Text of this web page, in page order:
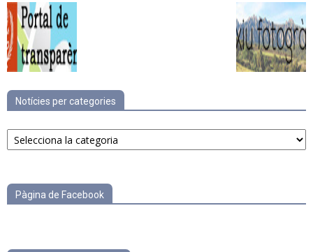
Notícies per categories
Notícies
per
Pàgina de Facebook